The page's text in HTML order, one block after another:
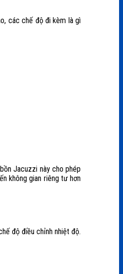
các chế độ đi kèm là gì
Jacuzzi này cho phép
không gian riêng tư hơn
độ điều chỉnh nhiệt độ.